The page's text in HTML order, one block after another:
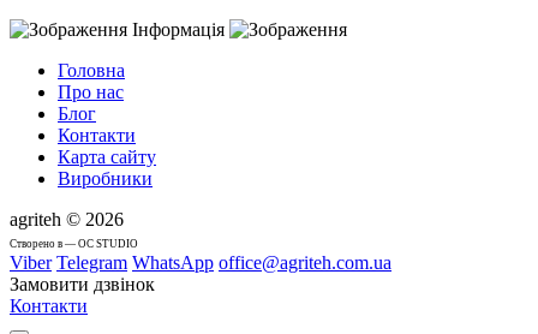
Інформація
Головна
Про нас
Блог
Контакти
Карта сайту
Виробники
agriteh © 2026
Cтворено в — OC STUDIO
Viber Telegram WhatsApp office@agriteh.com.ua
Замовити дзвінок
Контакти